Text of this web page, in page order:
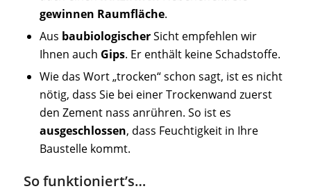
gewinnen Raumfläche.
Aus baubiologischerSicht empfehlen wir
Ihnen auch Gips. Er enthält keine Schadstoffe.
Wie das Wort „trocken“ schon sagt, ist es nicht
nötig, dass Sie bei einer Trockenwand zuerst
den Zement nass anrühren. So ist es
ausgeschlossen, dass Feuchtigkeit in Ihre
Baustelle kommt.
So funktioniert’s…